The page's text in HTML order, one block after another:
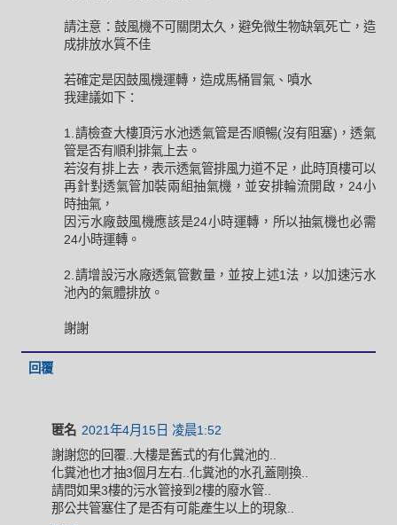
請注意：鼓風機不可關閉太久，避免微生物缺氧死亡，造
成排放水質不佳
若確定是因鼓風機運轉，造成馬桶冒氣、噴水
我建議如下：
1.請檢查大樓頂污水池透氣管是否順暢(沒有阻塞)，透氣
管是否有順利排氣上去。
若沒有排上去，表示透氣管排風力道不足，此時頂樓可以
再針對透氣管加裝兩組抽氣機，並安排輪流開啟，24小
時抽氣，
因污水廠鼓風機應該是24小時運轉，所以抽氣機也必需
24小時運轉。
2.請增設污水廠透氣管數量，並按上述1法，以加速污水
池內的氣體排放。
謝謝
回覆
匿名 2021年4月15日 凌晨1:52
謝謝您的回覆..大樓是舊式的有化糞池的..
化糞池也才抽3個月左右..化糞池的水孔蓋剛換..
請問如果3樓的污水管接到2樓的廢水管..
那公共管塞住了是否有可能產生以上的現象..